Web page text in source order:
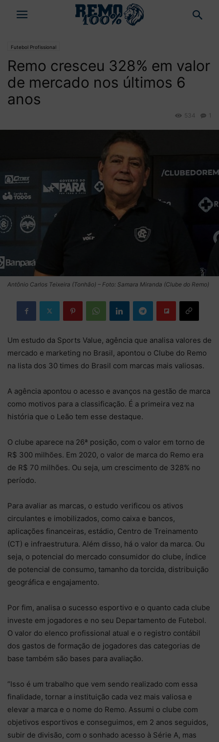
Futebol Profissional
Remo cresceu 328% em valor
de mercado nos últimos 6
anos
1
534
Antônio Carlos Teixeira (Tonhão) – Foto: Samara Miranda (Clube do Remo)
Um estudo da Sports Value, agência que analisa valores de
mercado e marketing no Brasil, apontou o Clube do Remo
na lista dos 30 times do Brasil com marcas mais valiosas.
A agência apontou o acesso e avanços na gestão de marca
como motivos para a classificação. É a primeira vez na
história que o Leão tem esse destaque.
O clube aparece na 26ª posição, com o valor em torno de
R$ 300 milhões. Em 2020, o valor de marca do Remo era
de R$ 70 milhões. Ou seja, um crescimento de 328% no
período.
Para avaliar as marcas, o estudo verificou os ativos
circulantes e imobilizados, como caixa e bancos,
aplicações financeiras, estádio, Centro de Treinamento
(CT) e infraestrutura. Além disso, há o valor da marca. Ou
seja, o potencial do mercado consumidor do clube, índice
de potencial de consumo, tamanho da torcida, distribuição
geográfica e engajamento.
Por fim, analisa o sucesso esportivo e o quanto cada clube
investe em jogadores e no seu Departamento de Futebol.
O valor do elenco profissional atual e o registro contábil
dos gastos de formação de jogadores das categorias de
base também são bases para avaliação.
“Isso é um trabalho que vem sendo realizado com essa
finalidade, tornar a instituição cada vez mais valiosa e
elevar a marca e o nome do Remo. Assumi o clube com
objetivos esportivos e conseguimos, em 2 anos seguidos,
subir de divisão, com o sonhado acesso à Série A, mas